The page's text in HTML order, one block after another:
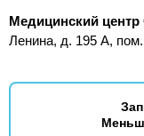
Медицинский
Ленина, д. 195 А,